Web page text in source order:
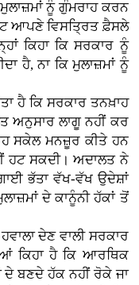
ਨੂੰ ਗੁੰਮਰਾਹ ਕਰਨ
ਆਪਣੇ ਵਿਸਤ੍ਰਿਤ ਫ਼ੈਸਲੇ
ਕਿਹਾ ਕਿ ਸਰਕਾਰ ਨੂੰ
ਹੈ, ਨਾ ਕਿ ਮੁਲਾਜ਼ਮਾਂ ਨੂੰ
ਹੈ ਕਿ ਸਰਕਾਰ ਤਨਖ਼ਾਹ
ਅਨੁਸਾਰ ਲਾਗੂ ਨਹੀਂ ਕਰ
ਸਕੇਲ ਮਨਜ਼ੂਰ ਕੀਤੇ ਹਨ
ਹਟ ਸਕਦੀ। ਅਦਾਲਤ ਨੇ
ਭੱਤਾ ਵੱਖ-ਵੱਖ ਉਦੇਸ਼ਾਂ
ਦੇ ਕਾਨੂੰਨੀ ਹੱਕਾਂ ਤੋਂ
ਦੇਣ ਵਾਲੀ ਸਰਕਾਰ
ਕਿਹਾ ਹੈ ਕਿ ਆਰਥਿਕ
ਦੇ ਬਣਦੇ ਹੱਕ ਨਹੀਂ ਰੋਕੇ ਜਾ